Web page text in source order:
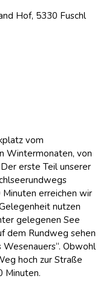
Hof, 5330 Fuschl
vom
Wintermonaten, von
erste Teil unserer
Minuten erreichen wir
nutzen
gelegenen See
dem Rundweg sehen
Obwohl
hoch zur Straße
Minuten.